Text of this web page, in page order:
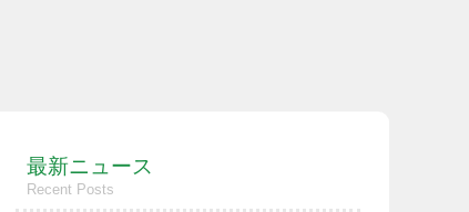
最新ニュース
Recent Posts